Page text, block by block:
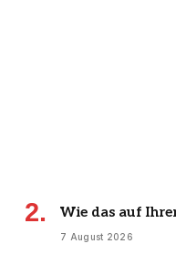
Wie das auf
7 August 2026